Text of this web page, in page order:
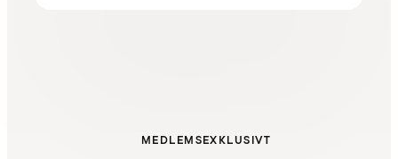
MEDLEMSEXKLUSIVT